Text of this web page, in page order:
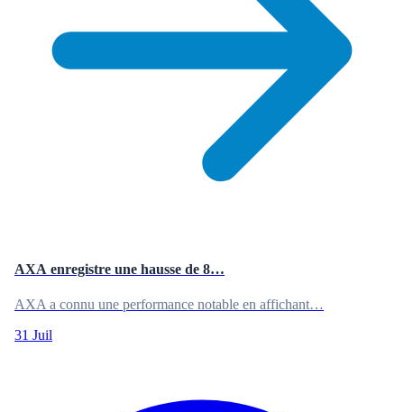
AXA enregistre une hausse de 8…
AXA a connu une performance notable en affichant…
31 Juil